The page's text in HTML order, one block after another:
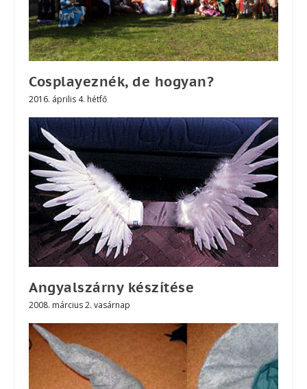
Cosplayeznék, de hogyan?
2016. április 4. hétfő
Angyalszárny készítése
2008. március 2. vasárnap